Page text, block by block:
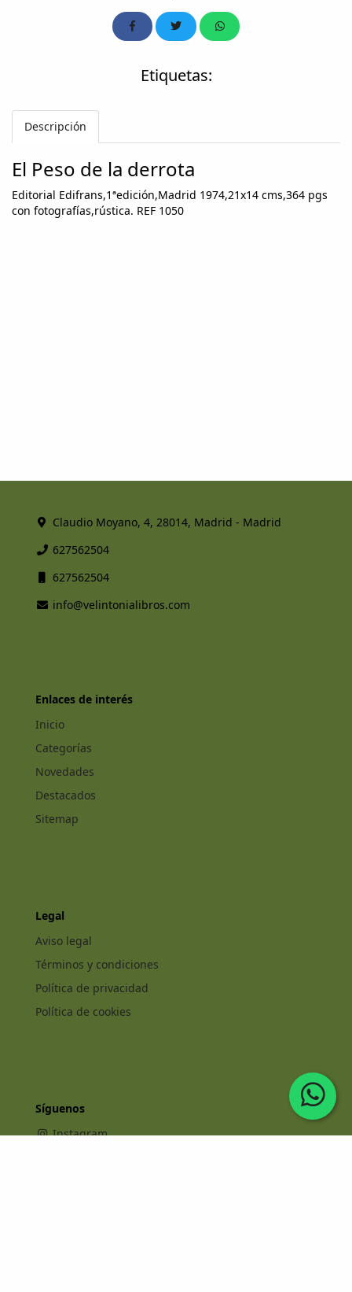
Etiquetas:
Descripción
El Peso de la derrota
Editorial Edifrans,1ªedición,Madrid 1974,21x14 cms,364 pgs
con fotografías,rústica. REF 1050
Claudio Moyano, 4, 28014, Madrid - Madrid
627562504
627562504
info@velintonialibros.com
Enlaces de interés
Inicio
Categorías
Novedades
Destacados
Sitemap
Legal
Aviso legal
Términos y condiciones
Política de privacidad
Política de cookies
Síguenos
Instagram